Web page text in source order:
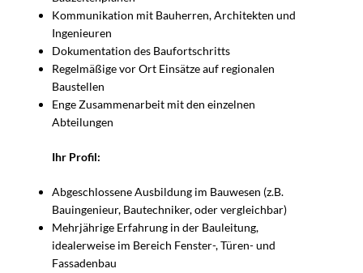
Kommunikation mit Bauherren, Architekten und
Ingenieuren
Dokumentation des Baufortschritts
Regelmäßige vor Ort Einsätze auf regionalen
Baustellen
Enge Zusammenarbeit mit den einzelnen
Abteilungen
Ihr Profil:
Abgeschlossene Ausbildung im Bauwesen (z.B.
Bauingenieur, Bautechniker, oder vergleichbar)
Mehrjährige Erfahrung in der Bauleitung,
idealerweise im Bereich Fenster-, Türen- und
Fassadenbau